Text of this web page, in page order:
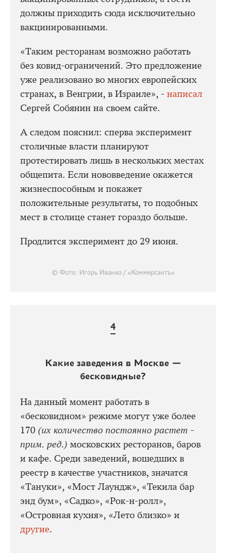
должны приходить сюда исключительно
вакцинированными.
«Таким ресторанам возможно работать
без ковид-ограничений. Это предложение
уже реализовано во многих европейских
странах, в Венгрии, в Израиле», - написал
Сергей Собянин на своем сайте.
А следом пояснил: сперва эксперимент
столичные власти планируют
протестировать лишь в нескольких местах
общепита. Если нововведение окажется
жизнеспособным и покажет
положительные результаты, то подобных
мест в столице станет гораздо больше.
Продлится эксперимент до 29 июня.
© Фото: Игорь Иванко / «Коммерсантъ»
Какие заведения в Москве —
бесковидные?
На данный момент работать в
«бесковидном» режиме могут уже более
170 (их количество постоянно растет -
прим. ред.) московских ресторанов, баров
и кафе. Среди заведений, вошедших в
реестр в качестве участников, значатся
«Тануки», «Мост Лаундж», «Текила бар
энд бум», «Садко», «Рок-н-ролл»,
«Островная кухня», «Лето близко» и
другие.